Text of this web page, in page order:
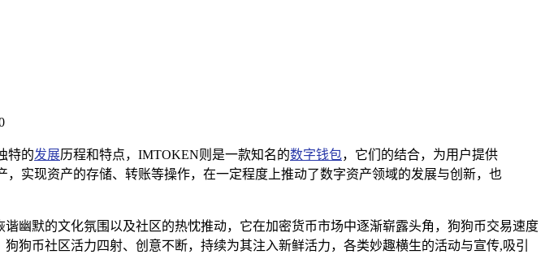
特的发展历程和特点，IMTOKEN则是一款知名的数字钱包，它们的结合，为用户提供
实现资产的存储、转账等操作，在一定程度上推动了数字资产领域的发展与创新，也
幽默的文化氛围以及社区的热忱推动，它在加密货币市场中逐渐崭露头角，狗狗币交易速度
狗币社区活力四射、创意不断，持续为其注入新鲜活力，各类妙趣横生的活动与宣传,吸引